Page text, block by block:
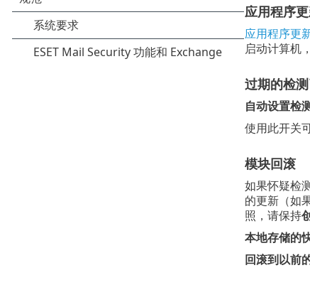
应用程序
应用程序更
启动计算机
过期的检
自动设置检
使用此开关
模块回滚
如果怀疑检
的更新（如
照，请保持
本地存储的
回滚到以前